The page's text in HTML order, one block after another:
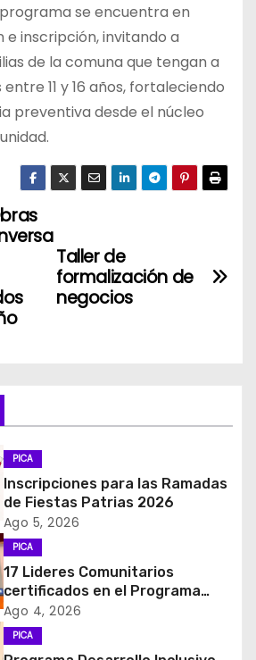
se encuentra en
e inscripción, invitando a
de la comuna que tengan a
11 y 16 años, fortaleciendo
preventiva desde el núcleo
Taller de
formalización de
negocios
PICA
Inscripciones para las Ramadas
de Fiestas Patrias 2026
Ago 5, 2026
PICA
17 Lideres Comunitarios
certificados en el Programa
MÁS AMA
Ago 4, 2026
PICA